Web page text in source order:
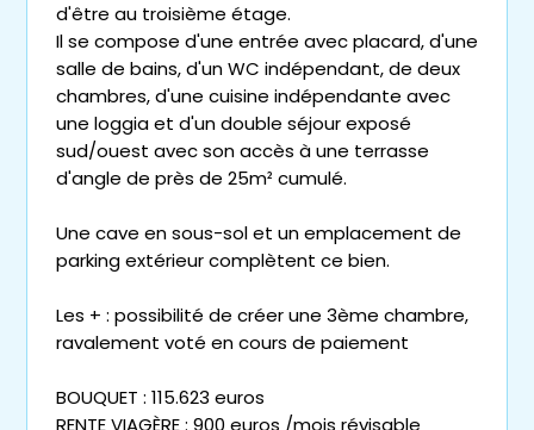
d'être au troisième étage.
Il se compose d'une entrée avec placard, d'une
salle de bains, d'un WC indépendant, de deux
chambres, d'une cuisine indépendante avec
une loggia et d'un double séjour exposé
sud/ouest avec son accès à une terrasse
d'angle de près de 25m² cumulé.
Une cave en sous-sol et un emplacement de
parking extérieur complètent ce bien.
Les + : possibilité de créer une 3ème chambre,
ravalement voté en cours de paiement
BOUQUET : 115.623 euros
RENTE VIAGÈRE : 900 euros /mois révisable